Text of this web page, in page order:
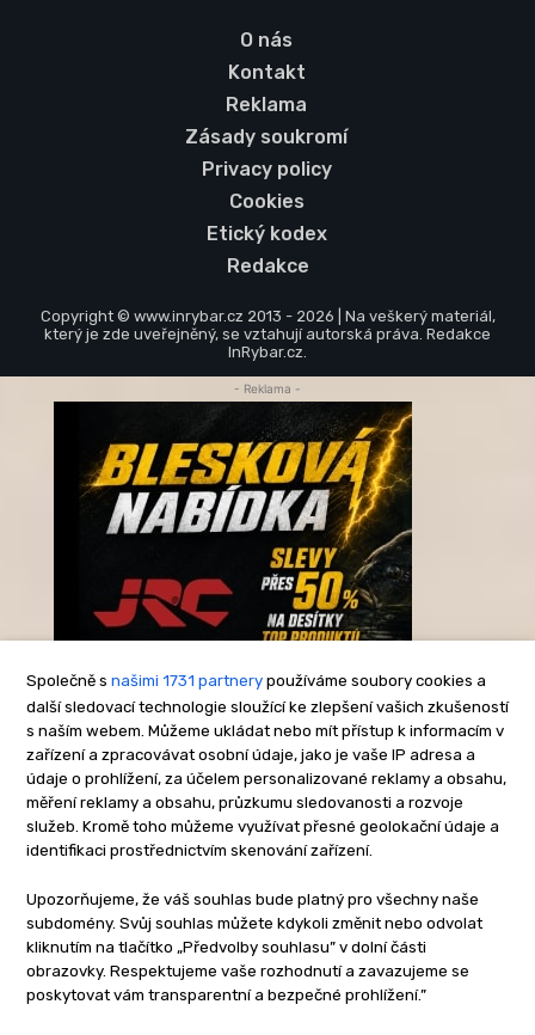
O nás
Kontakt
Reklama
Zásady soukromí
Privacy policy
Cookies
Etický kodex
Redakce
Copyright © www.inrybar.cz 2013 - 2026 | Na veškerý materiál,
který je zde uveřejněný, se vztahují autorská práva. Redakce
InRybar.cz.
Společně s našimi 1731 partnery používáme soubory cookies a
další sledovací technologie sloužící ke zlepšení vašich zkušeností
s naším webem. Můžeme ukládat nebo mít přístup k informacím v
zařízení a zpracovávat osobní údaje, jako je vaše IP adresa a
údaje o prohlížení, za účelem personalizované reklamy a obsahu,
měření reklamy a obsahu, průzkumu sledovanosti a rozvoje
služeb. Kromě toho můžeme využívat přesné geolokační údaje a
identifikaci prostřednictvím skenování zařízení.
Upozorňujeme, že váš souhlas bude platný pro všechny naše
subdomény. Svůj souhlas můžete kdykoli změnit nebo odvolat
kliknutím na tlačítko „Předvolby souhlasu” v dolní části
obrazovky. Respektujeme vaše rozhodnutí a zavazujeme se
poskytovat vám transparentní a bezpečné prohlížení.”
- Reklama -
-Reklama-